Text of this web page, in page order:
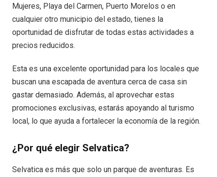
Mujeres, Playa del Carmen, Puerto Morelos o en
cualquier otro municipio del estado, tienes la
oportunidad de disfrutar de todas estas actividades a
precios reducidos.
Esta es una excelente oportunidad para los locales que
buscan una escapada de aventura cerca de casa sin
gastar demasiado. Además, al aprovechar estas
promociones exclusivas, estarás apoyando al turismo
local, lo que ayuda a fortalecer la economía de la región.
¿Por qué elegir Selvatica?
Selvatica es más que solo un parque de aventuras. Es